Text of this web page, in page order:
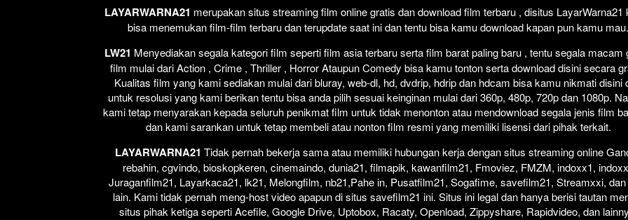
LAYARWARNA21 merupakan situs streaming film online gratis dan download film terbaru , disitus LayarWarna21
bisa menemukan film-film terbaru dan terupdate saat ini dan tentu bisa kamu download kapan pun kamu mau.
LW21 Menyediakan segala kategori film seperti film asia terbaru serta film barat paling baru , tentu segala macam
film mulai dari Action , Crime , Thriller , Horror Ataupun Comedy bisa kamu tonton serta download disini secara
Kualitas film yang kami sediakan mulai dari bluray, web-dl, hd, dvdrip, hdrip dan hdcam bisa kamu nikmati disini
untuk resolusi yang kami berikan tentu bisa anda pilih sesuai keinginan mulai dari 360p, 480p, 720p dan 1080p.
kami tetap menyarakan kepada seluruh penikmat film untuk tidak menonton atau mendownload segala jenis film
dan kami sarankan untuk tetap membeli atau nonton film resmi yang memiliki lisensi dari pihak terkait.
LAYARWARNA21 Tidak pernah bekerja sama atau memiliki hubungan kerja dengan situs streaming online
rebahin, cgvindo, bioskopkeren, cinemaindo, dunia21, filmapik, kawanfilm21, Fmoviez, FMZM, indoxx1,
Juraganfilm21, Layarkaca21, lk21, Melongfilm, nb21,Pahe in, Pusatfilm21, Sogafime, savefilm21, Streamxxi,
lain. Kami tidak pernah meng-host video apapun di situs savefilm21 ini. Situs ini legal dan hanya berisi tautan
situs pihak ketiga seperti Acefile, Google Drive, Uptobox, Racaty, Openload, Zippyshare, Rapidvideo, dan